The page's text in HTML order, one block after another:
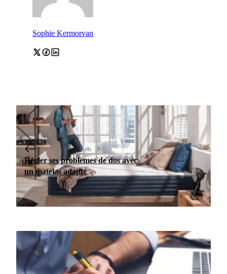
Sophie Kermorvan
Régler ses problèmes de dos avec
un matelas adapté